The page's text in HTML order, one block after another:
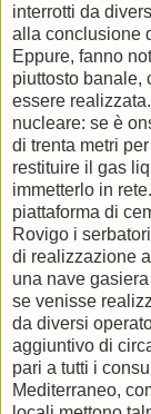
interrotti da
alla conclusione
Eppure, fanno
piuttosto banale,
essere
nucleare: se è
di trenta metri
restituire il gas
immetterlo in
piattaforma di
Rovigo i
di realizzazione
una nave
se venisse
da diversi
aggiuntivo di
pari a tutti i
Mediterraneo,